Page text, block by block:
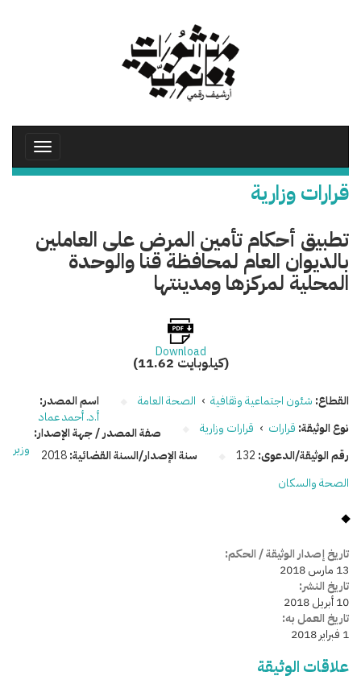
Toggle
قرارات وزارية
تطبيق أحكام تأمين المرض على العاملين
بالديوان العام لمحافظة قنا والوحدة
المحلية لمركزها ومدينتها
Download
(11.62 كيلوبايت)
القطاع: شئون اجتماعية وثقافية › الصحة العامة
نوع الوثيقة: قرارات › قرارات وزارية
رقم الوثيقة/الدعوى: 132 سنة الإصدار/السنة القضائية:2018
اسم المصدر:
أ.د. أحمد عماد
صفة المصدر / جهة الإصدار:
وزير
الصحة والسكان
تاريخ إصدار الوثيقة / الحكم:
13 مارس 2018
تاريخ النشر:
10 أبريل 2018
تاريخ العمل به:
1 فبراير 2018
علاقات الوثيقة